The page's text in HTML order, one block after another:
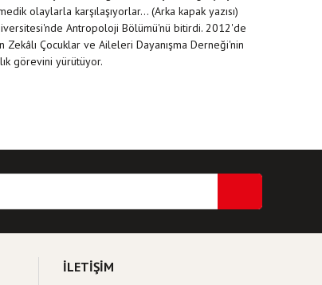
olaylarla karşılaşıyorlar… (Arka kapak yazısı)
Antropoloji Bölümü'nü bitirdi. 2012'de
Zekâlı Çocuklar ve Aileleri Dayanışma Derneği'nin
görevini yürütüyor.
İLETİŞİM